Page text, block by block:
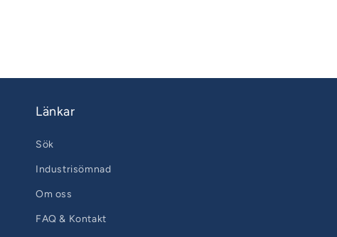
Länkar
Sök
Industrisömnad
Om oss
FAQ & Kontakt